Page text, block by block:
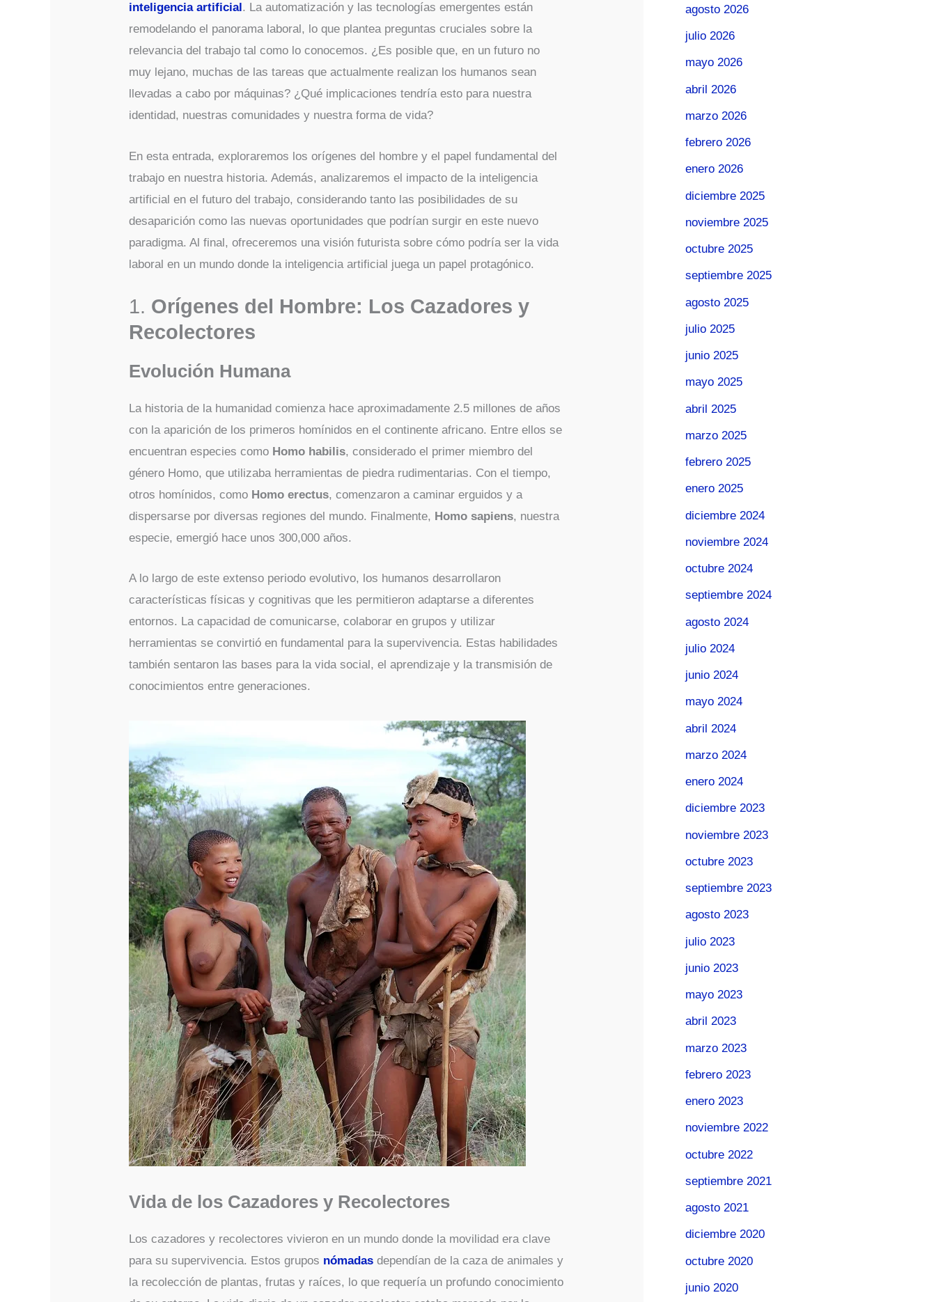
inteligencia artificial . La automatización y las tecnologías emergentes están
remodelando el panorama laboral, lo que plantea preguntas cruciales sobre la
relevancia del trabajo tal como lo conocemos. ¿Es posible que, en un futuro no
muy lejano, muchas de las tareas que actualmente realizan los humanos sean
llevadas a cabo por máquinas? ¿Qué implicaciones tendría esto para nuestra
identidad, nuestras comunidades y nuestra forma de vida?
En esta entrada, exploraremos los orígenes del hombre y el papel fundamental del
trabajo en nuestra historia. Además, analizaremos el impacto de la inteligencia
artificial en el futuro del trabajo, considerando tanto las posibilidades de su
desaparición como las nuevas oportunidades que podrían surgir en este nuevo
paradigma. Al final, ofreceremos una visión futurista sobre cómo podría ser la vida
laboral en un mundo donde la inteligencia artificial juega un papel protagónico.
1. Orígenes del Hombre: Los Cazadores y
Recolectores
Evolución Humana
La historia de la humanidad comienza hace aproximadamente 2.5 millones de años
con la aparición de los primeros homínidos en el continente africano. Entre ellos se
encuentran especies como Homo habilis, considerado el primer miembro del
género Homo, que utilizaba herramientas de piedra rudimentarias. Con el tiempo,
otros homínidos, como Homo erectus, comenzaron a caminar erguidos y a
dispersarse por diversas regiones del mundo. Finalmente, Homo sapiens, nuestra
especie, emergió hace unos 300,000 años.
A lo largo de este extenso periodo evolutivo, los humanos desarrollaron
características físicas y cognitivas que les permitieron adaptarse a diferentes
entornos. La capacidad de comunicarse, colaborar en grupos y utilizar
herramientas se convirtió en fundamental para la supervivencia. Estas habilidades
también sentaron las bases para la vida social, el aprendizaje y la transmisión de
conocimientos entre generaciones.
Vida de los Cazadores y Recolectores
Los cazadores y recolectores vivieron en un mundo donde la movilidad era clave
para su supervivencia. Estos grupos nómadas dependían de la caza de animales y
la recolección de plantas, frutas y raíces, lo que requería un profundo conocimiento
agosto 2026
julio 2026
mayo 2026
abril 2026
marzo 2026
febrero 2026
enero 2026
diciembre 2025
noviembre 2025
octubre 2025
septiembre 2025
agosto 2025
julio 2025
junio 2025
mayo 2025
abril 2025
marzo 2025
febrero 2025
enero 2025
diciembre 2024
noviembre 2024
octubre 2024
septiembre 2024
agosto 2024
julio 2024
junio 2024
mayo 2024
abril 2024
marzo 2024
enero 2024
diciembre 2023
noviembre 2023
octubre 2023
septiembre 2023
agosto 2023
julio 2023
junio 2023
mayo 2023
abril 2023
marzo 2023
febrero 2023
enero 2023
noviembre 2022
octubre 2022
septiembre 2021
agosto 2021
diciembre 2020
octubre 2020
junio 2020